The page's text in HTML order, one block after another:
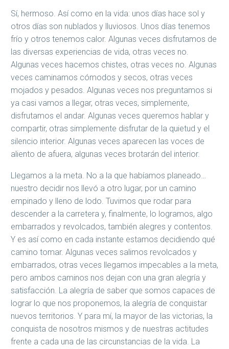
Sí, hermoso. Así como en la vida: unos días hace sol y
otros días son nublados y lluviosos. Unos días tenemos
frío y otros tenemos calor. Algunas veces disfrutamos de
las diversas experiencias de vida, otras veces no.
Algunas veces hacemos chistes, otras veces no. Algunas
veces caminamos cómodos y secos, otras veces
mojados y pesados. Algunas veces nos preguntamos si
ya casi vamos a llegar, otras veces, simplemente,
disfrutamos el andar. Algunas veces queremos hablar y
compartir, otras simplemente disfrutar de la quietud y el
silencio interior. Algunas veces aparecen las voces de
aliento de afuera, algunas veces brotarán del interior.
Llegamos a la meta. No a la que habíamos planeado…
nuestro decidir nos llevó a otro lugar, por un camino
empinado y lleno de lodo. Tuvimos que rodar para
descender a la carretera y, finalmente, lo logramos, algo
embarrados y revolcados, también alegres y contentos.
Y es así como en cada instante estamos decidiendo qué
camino tomar. Algunas veces salimos revolcados y
embarrados, otras veces llegamos impecables a la meta,
pero ambos caminos nos dejan con una gran alegría y
satisfacción. La alegría de saber que somos capaces de
lograr lo que nos proponemos, la alegría de conquistar
nuevos territorios. Y para mí, la mayor de las victorias, la
conquista de nosotros mismos y de nuestras actitudes
frente a cada una de las circunstancias de la vida. La